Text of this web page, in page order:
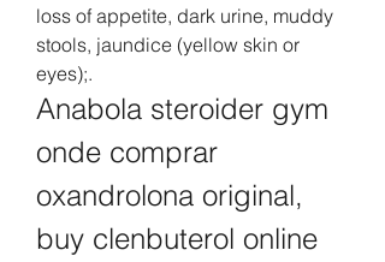
loss of appetite, dark urine, muddy
stools, jaundice (yellow skin or
eyes);.
Anabola steroider gym
onde comprar
oxandrolona original,
buy clenbuterol online